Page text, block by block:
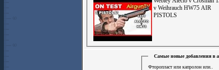
v Weihrauch HW75 AIR
PISTOLS
Самые новые добавления в
Фторопласт или капролон или..